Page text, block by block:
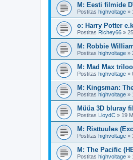
M: Eesti filmide
Postitas highvoltage »
o: Harry Potter
Postitas Richey66 »
M: Robbie
Postitas highvoltage »
M: Mad Max
Postitas highvoltage »
M: Kingsman:
Postitas highvoltage »
Müüa 3D bluray
Postitas LloydC » 19
M: Risttuules
Postitas highvoltage »
M: The Pacific
Postitas highvoltage »